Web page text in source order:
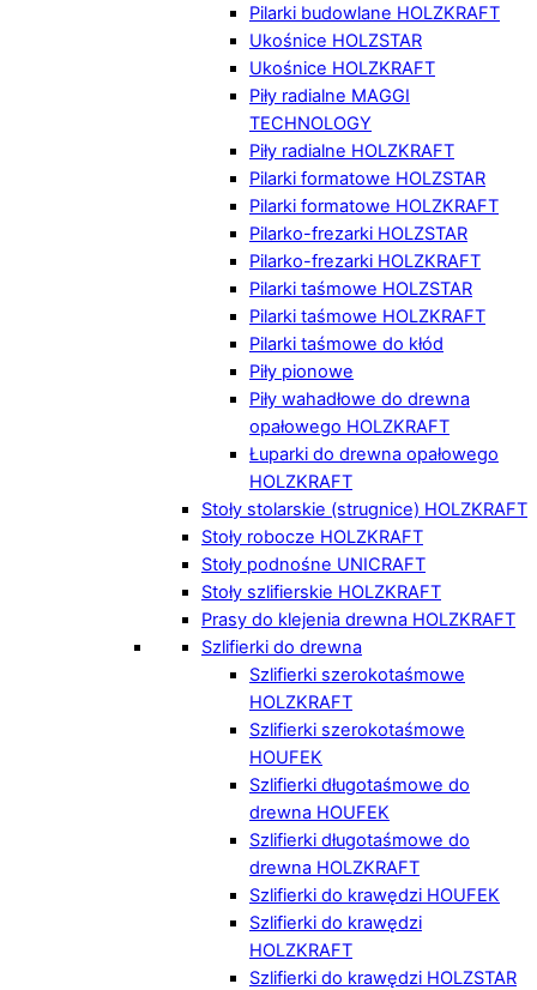
Pilarki budowlane HOLZKRAFT
Ukośnice HOLZSTAR
Ukośnice HOLZKRAFT
Piły radialne MAGGI
TECHNOLOGY
Piły radialne HOLZKRAFT
Pilarki formatowe HOLZSTAR
Pilarki formatowe HOLZKRAFT
Pilarko-frezarki HOLZSTAR
Pilarko-frezarki HOLZKRAFT
Pilarki taśmowe HOLZSTAR
Pilarki taśmowe HOLZKRAFT
Pilarki taśmowe do kłód
Piły pionowe
Piły wahadłowe do drewna
opałowego HOLZKRAFT
Łuparki do drewna opałowego
HOLZKRAFT
Stoły stolarskie (strugnice) HOLZKRAFT
Stoły robocze HOLZKRAFT
Stoły podnośne UNICRAFT
Stoły szlifierskie HOLZKRAFT
Prasy do klejenia drewna HOLZKRAFT
Szlifierki do drewna
Szlifierki szerokotaśmowe
HOLZKRAFT
Szlifierki szerokotaśmowe
HOUFEK
Szlifierki długotaśmowe do
drewna HOUFEK
Szlifierki długotaśmowe do
drewna HOLZKRAFT
Szlifierki do krawędzi HOUFEK
Szlifierki do krawędzi
HOLZKRAFT
Szlifierki do krawędzi HOLZSTAR